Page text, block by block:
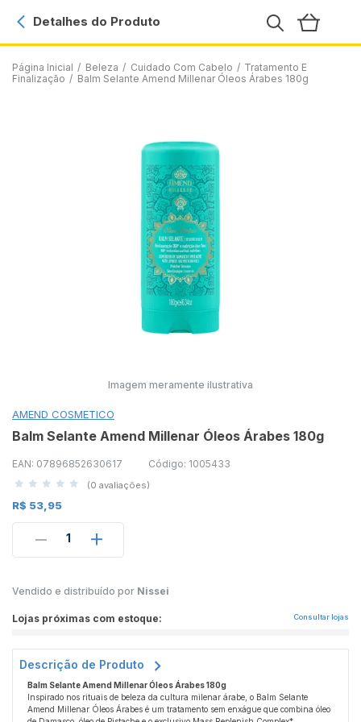
Página Inicial / Beleza / Cuidado Com Cabelo / Tratamento E
Finalização / Balm Selante Amend Millenar Óleos Árabes 180g
Detalhes do Produto
Imagem meramente ilustrativa
AMEND COSMETICO
Balm Selante Amend Millenar Óleos Árabes 180g
EAN: 07896852630617 Código: 1005433
(0 avaliações)
R$ 53,95
1
Vendido e distribuído por Nissei
Lojas próximas com estoque: Consultar lojas
Descrição de Produto
Balm Selante Amend Millenar Óleos Árabes 180g
Inspirado nos rituais de beleza da cultura milenar árabe, o Balm Selante
Amend Millenar Óleos Árabes é um tratamento sem enxágue que combina óleo